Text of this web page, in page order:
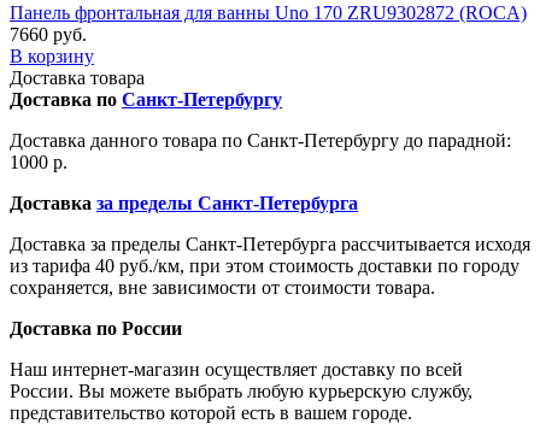
Панель фронтальная для ванны Uno 170 ZRU9302872 (ROCA)
7660 руб.
В корзину
Доставка товара
Доставка по Санкт-Петербургу
Доставка данного товара по Санкт-Петербургу до парадной:
1000 р.
Доставка за пределы Санкт-Петербурга
Доставка за пределы Санкт-Петербурга рассчитывается исходя
из тарифа 40 руб./км, при этом стоимость доставки по городу
сохраняется, вне зависимости от стоимости товара.
Доставка по России
Наш интернет-магазин осуществляет доставку по всей
России. Вы можете выбрать любую курьерскую службу,
представительство которой есть в вашем городе.